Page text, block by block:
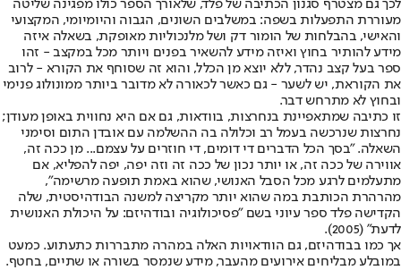
לכך גם מצטרף סגנון הכתיבה של פלד, שלאורך הספר כולו מפגינה שליטה
מעוררת התפעלות בשפה: במשלבים השונים, הגבוה והיומיומי, המקצועי
והאישי, בהבלחות של הומור דק ושל מלנכוליות מאופקת, בשאלה איזה
מידע להותיר בחוץ ואיזה מידע להשאיר בפנים ויותר מכל במקצב - זהו
ספר בעל קצב נהדר, ללא יוצא מן הכלל, והוא זה שסוחף את הקורא - לרוב
את הקוראת, יש לשער - גם כאשר לכאורה לא מדובר ביותר ממונולוג פנימי
ובחוץ לא מתרחש דבר.
זו כתיבה שמתאפיינת בנחרצות, בוודאות, גם אם היא נחווית באופן מעודן;
נחרצות שנרכשה בעמל רב וכלולה בה ההשלמה עם אובדן התום וסימני
השאלה. "בסך הכל הדברים די דומים, די חוזרים על עצמם... מן ככה זה,
אווירה של ככה זה, או יותר נכון של ככה זה וזה יפה, יפה להפליא, אם
מתעלמים לרגע מכל הסבל האנושי, שהוא באמת תופעה מרשימה",
מהרהרת הכותבת במה שהוא יותר מקריצה למשנה הבודהיסטית, שלה
הקדישה פלד ספר עיוני בשם "פסיכולוגיה ובודהיזם: על היכולת האנושית
לדעת" (2005).
אך כמו בבודהיזם, גם הוודאויות האלה במהרה מתבררות כתעתוע. כמעט
במובלע מבליחים אירועים מהעבר, מידע שנמסר בשורה או שתיים, בחטף.